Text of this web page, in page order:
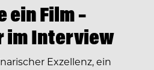
ein Film –
im Interview
Exzellenz, ein